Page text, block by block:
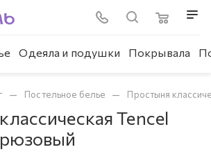
Одеяла и подушки Покрывала
— Постельное белье — Простыня
Tencel